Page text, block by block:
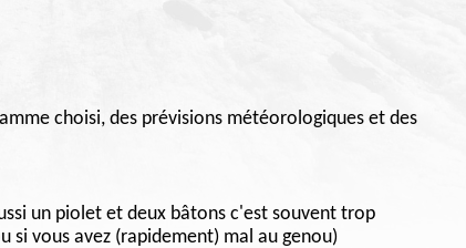
choisi, des prévisions météorologiques et des
un piolet et deux bâtons c'est souvent trop
si vous avez (rapidement) mal au genou)